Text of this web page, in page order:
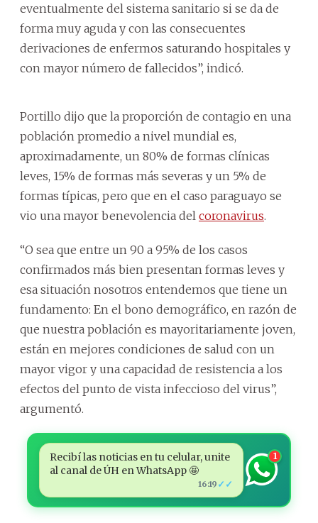
eventualmente del sistema sanitario si se da de
forma muy aguda y con las consecuentes
derivaciones de enfermos saturando hospitales y
con mayor número de fallecidos”, indicó.
Portillo dijo que la proporción de contagio en una
población promedio a nivel mundial es,
aproximadamente, un 80% de formas clínicas
leves, 15% de formas más severas y un 5% de
formas típicas, pero que en el caso paraguayo se
vio una mayor benevolencia del coronavirus.
“O sea que entre un 90 a 95% de los casos
confirmados más bien presentan formas leves y
esa situación nosotros entendemos que tiene un
fundamento: En el bono demográfico, en razón de
que nuestra población es mayoritariamente joven,
están en mejores condiciones de salud con un
mayor vigor y una capacidad de resistencia a los
efectos del punto de vista infeccioso del virus”,
argumentó.
Recibí las noticias en tu celular, unite
al canal de ÚH en WhatsApp 🤩
16:19 ✓✓
1